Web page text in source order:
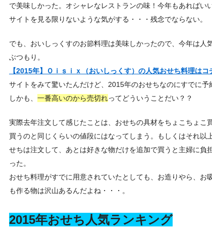
で美味しかった。オシャレなレストランの味！今年もあればい
サイトを見る限りないような気がする・・・残念でならない。
でも、おいしっくすのお節料理は美味しかったので、今年は人
ぶつもり。
【2015年】Ｏｉｓｉｘ（おいしっくす）の人気おせち料理はコ
サイトをみて驚いたんだけど、2015年のおせちなのにすでに予
しかも、 一番高いのから売切れってどういうことだい？？
実際去年注文して感じたことは、おせちの具材をちょこちょこ
買うのと同じくらいの値段にはなってしまう。もしくはそれ以
せちは注文して、あとは好きな物だけを追加で買うと主婦に負
った。
おせち料理がすでに用意されていたとしても、お造りやら、お
も作る物は沢山あるんだよね・・・。
2015年おせち人気ランキング